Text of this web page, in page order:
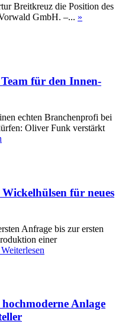
Breitkreuz die Position des
GmbH. –... »
für den Innen-
echten Branchenprofi bei
Oliver Funk verstärkt
für neues
Anfrage bis zur ersten
einer
Anlage